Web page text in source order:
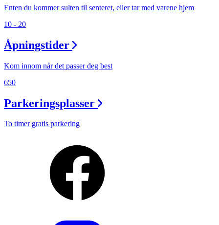
Enten du kommer sulten til senteret, eller tar med varene hjem
10 - 20
Åpningstider
Kom innom når det passer deg best
650
Parkeringsplasser
To timer gratis parkering